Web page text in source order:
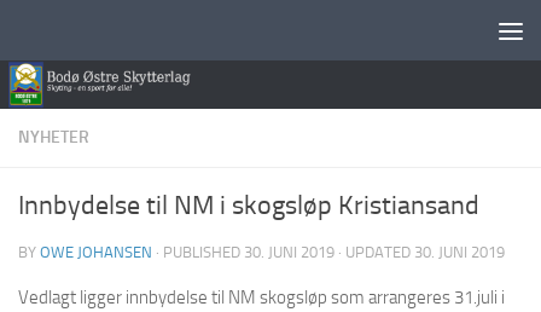
NYHETER
Innbydelse til NM i skogsløp Kristiansand
BY OWE JOHANSEN · PUBLISHED 30. JUNI 2019 · UPDATED 30. JUNI 2019
Vedlagt ligger innbydelse til NM skogsløp som arrangeres 31.juli i